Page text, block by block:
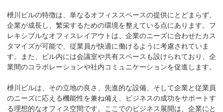
枻川ビルの特徴は、単なるオフィススペースの提供にとどまらず、
企業が成長し、繁栄するための環境を整えている点にあります。フ
レキシブルなオフィスレイアウトは、企業のニーズに合わせたカス
タマイズが可能で、従業員が快適に働けるように考慮されていま
す。また、ビル内には会議室や共有スペースも設けられており、企
業間のコラボレーションや社内コミュニケーションを促進します。
枻川ビルは、その立地の良さ、先進的な設備、そして企業と従業員
のニーズに応える機能性を兼ね備え、ビジネスの成功をサポートす
る理想的なオフィス空間です。ここでのビジネス展開は、企業にと